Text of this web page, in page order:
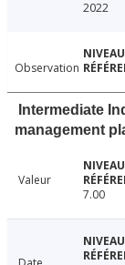
2022
Observation
Intermediate
management
Valeur
7.00